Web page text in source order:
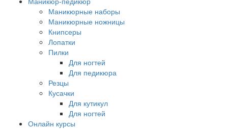
Маникюрные наборы
Маникюрные ножницы
Книпсеры
Лопатки
Пилки
Для ногтей
Для педикюра
Резцы
Кусачки
Для кутикул
Для ногтей
Онлайн курсы